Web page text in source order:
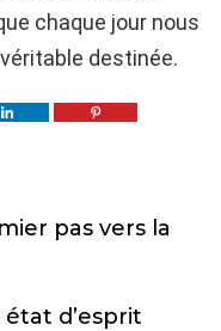
chaque jour nous
destinée.
pas vers la
d’esprit